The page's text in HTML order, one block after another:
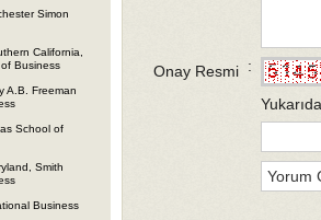
Simon
California,
Business
A.B. Freeman
School of
Smith
Business
Onay Resmi :